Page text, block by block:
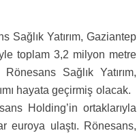
Sağlık Yatırım, Gaziantep
toplam 3,2 milyon metre
Sağlık Yatırım,
hayata geçirmiş olacak.
Holding’in ortaklarıyla
euroya ulaştı. Rönesans,